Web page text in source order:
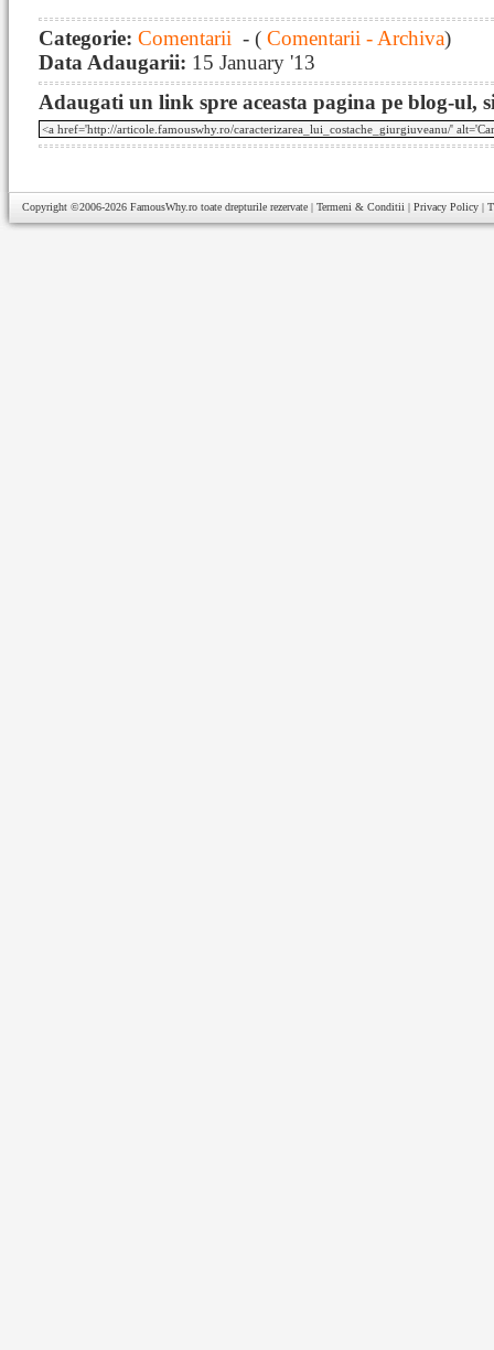
Categorie: Comentarii - ( Comentarii - Archiva)
Data Adaugarii: 15 January '13
Adaugati un link spre aceasta pagina pe blog-ul,
Copyright ©2006-2026 FamousWhy.ro toate drepturile rezervate | Termeni & Conditii | Privacy Policy |